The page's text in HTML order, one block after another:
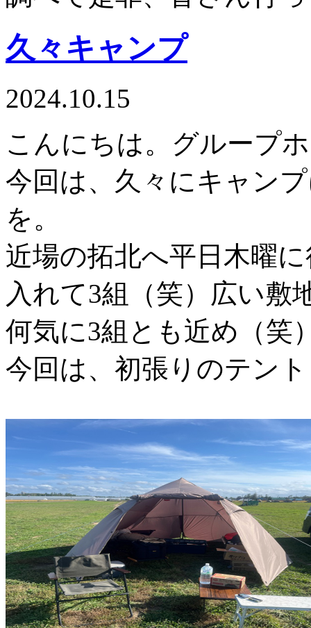
久々キャンプ
2024.10.15
こんにちは。グループ
今回は、久々にキャン
を。
近場の拓北へ平日木曜
入れて3組（笑）広い敷
何気に3組とも近め（笑
今回は、初張りのテン